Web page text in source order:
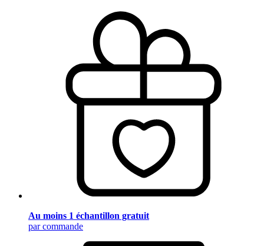
Au moins 1 échantillon gratuit
par commande